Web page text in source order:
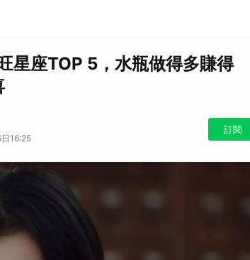
星座TOP 5，水瓶做得多賺得
16:25
訂閱